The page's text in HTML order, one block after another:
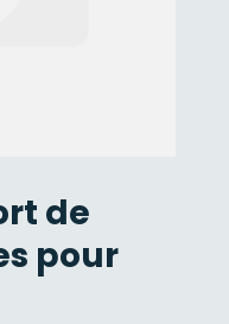
de
pour